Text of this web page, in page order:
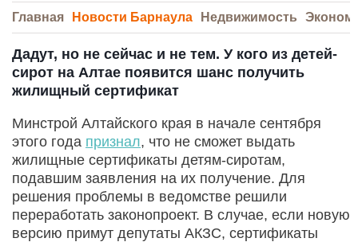
Главная Новости Барнаула Недвижимость
Дадут, но не сейчас и не тем. У кого из детей-
сирот на Алтае появится шанс получить
жилищный сертификат
Минстрой Алтайского края в начале сентября
этого года признал, что не сможет выдать
жилищные сертификаты детям-сиротам,
подавшим заявления на их получение. Для
решения проблемы в ведомстве решили
переработать законопроект. В случае, если новую
версию примут депутаты АКЗС, сертификаты